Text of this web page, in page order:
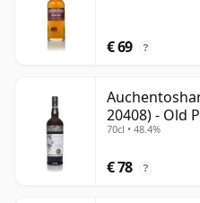
€ 69 ?
20408) - Old
70cl • 48.4%
€ 78 ?